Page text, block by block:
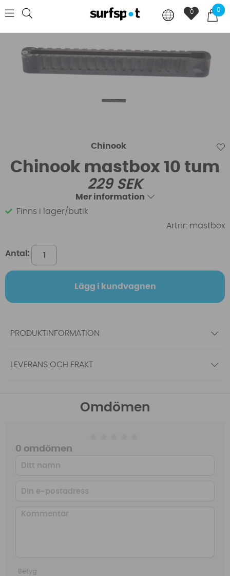
0
0
Chinook
Chinook mastbox 10 tum
229SEK
Mer information
Finns i lager/butik
Artnr: mastbox
Antal:
Lägg i kundvagnen
PRODUKTINFORMATION
LEVERANS OCH FRAKT
Omdömen
0 omdömen
Betyg